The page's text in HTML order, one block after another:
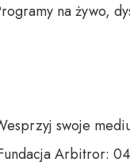
na żywo,
swoje
Arbitror: